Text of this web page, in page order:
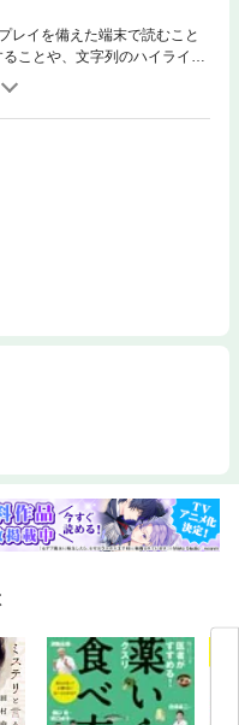
レイを備えた端末で読むこと
ことや、文字列のハイライ
用できません。「カロリーを
我慢」……健康診断で引っかか
のためになっていますか？減
て健康になるための多彩な方